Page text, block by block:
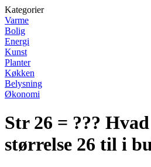
Kategorier
Varme
Bolig
Energi
Kunst
Planter
Køkken
Belysning
Økonomi
Str 26 = ???
størrelse 26 til i